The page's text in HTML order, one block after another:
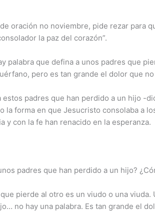
oración no noviembre, pide rezar para
la paz del corazón”.
palabra que defina a unos padres que
pero es tan grande el dolor que
estos padres que han perdido a un hijo -
la forma en que Jesucristo consolaba a
y con la fe han renacido en la esperanza.
padres que han perdido a un hijo?
pierde al otro es un viudo o una
no hay una palabra. Es tan grande el